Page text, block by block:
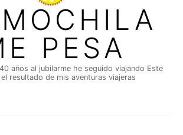
PESA
años al jubilarme he seguido viajando Este
resultado de mis aventuras viajeras